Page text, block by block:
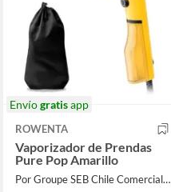
Envíogratisapp
ROWENTA
Vaporizador de Prendas
Pure Pop Amarillo
Por Groupe SEB Chile Comercial Limitada